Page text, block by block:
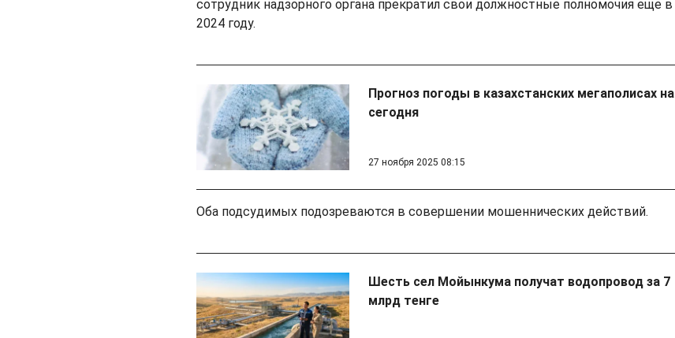
сотрудник надзорного органа прекратил свои должностные полномочия еще в
2024 году.
Прогноз погоды в казахстанских мегаполисах на
сегодня
27 ноября 2025 08:15
Оба подсудимых подозреваются в совершении мошеннических действий.
Шесть сел Мойынкума получат водопровод за 7
млрд тенге